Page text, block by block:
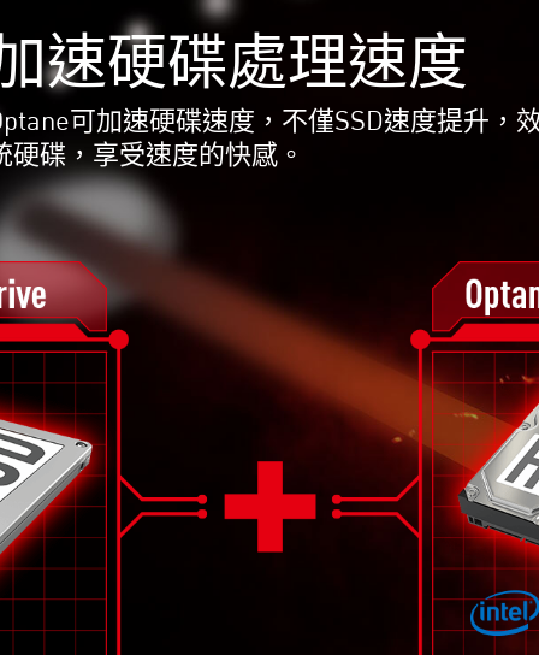
速硬碟處理速度
可加速硬碟速度，不僅SSD速度提升，
硬碟，享受速度的快感。